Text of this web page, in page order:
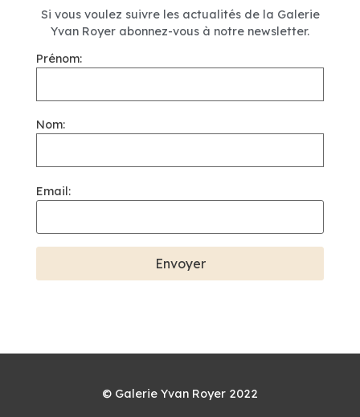
Si vous voulez suivre les actualités de la Galerie
Yvan Royer abonnez-vous à notre newsletter.
Prénom:
Nom:
Email:
© Galerie Yvan Royer 2022